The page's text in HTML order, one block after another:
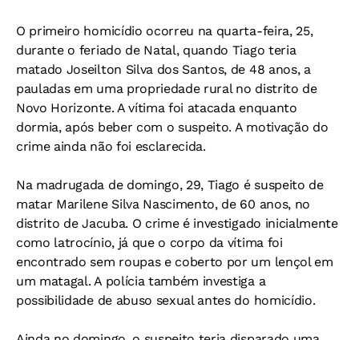
O primeiro homicídio ocorreu na quarta-feira, 25,
durante o feriado de Natal, quando Tiago teria
matado Joseilton Silva dos Santos, de 48 anos, a
pauladas em uma propriedade rural no distrito de
Novo Horizonte. A vítima foi atacada enquanto
dormia, após beber com o suspeito. A motivação do
crime ainda não foi esclarecida.
Na madrugada de domingo, 29, Tiago é suspeito de
matar Marilene Silva Nascimento, de 60 anos, no
distrito de Jacuba. O crime é investigado inicialmente
como latrocínio, já que o corpo da vítima foi
encontrado sem roupas e coberto por um lençol em
um matagal. A polícia também investiga a
possibilidade de abuso sexual antes do homicídio.